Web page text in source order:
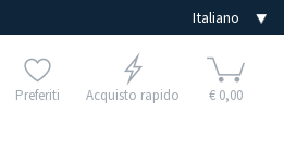
Preferiti Acquisto rapido € 0,00